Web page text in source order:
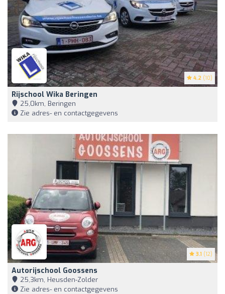
4.2 (10)
Rijschool Wika Beringen
25,0km, Beringen
Zie adres- en contactgegevens
3.1 (12)
Autorijschool Goossens
25,3km, Heusden-Zolder
Zie adres- en contactgegevens